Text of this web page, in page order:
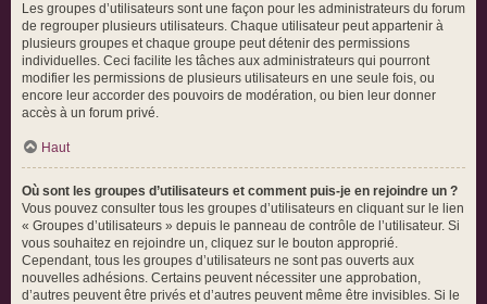
Les groupes d’utilisateurs sont une façon pour les administrateurs du forum
de regrouper plusieurs utilisateurs. Chaque utilisateur peut appartenir à
plusieurs groupes et chaque groupe peut détenir des permissions
individuelles. Ceci facilite les tâches aux administrateurs qui pourront
modifier les permissions de plusieurs utilisateurs en une seule fois, ou
encore leur accorder des pouvoirs de modération, ou bien leur donner
accès à un forum privé.
Haut
Où sont les groupes d’utilisateurs et comment puis-je en rejoindre un ?
Vous pouvez consulter tous les groupes d’utilisateurs en cliquant sur le lien
« Groupes d’utilisateurs » depuis le panneau de contrôle de l’utilisateur. Si
vous souhaitez en rejoindre un, cliquez sur le bouton approprié.
Cependant, tous les groupes d’utilisateurs ne sont pas ouverts aux
nouvelles adhésions. Certains peuvent nécessiter une approbation,
d’autres peuvent être privés et d’autres peuvent même être invisibles. Si le